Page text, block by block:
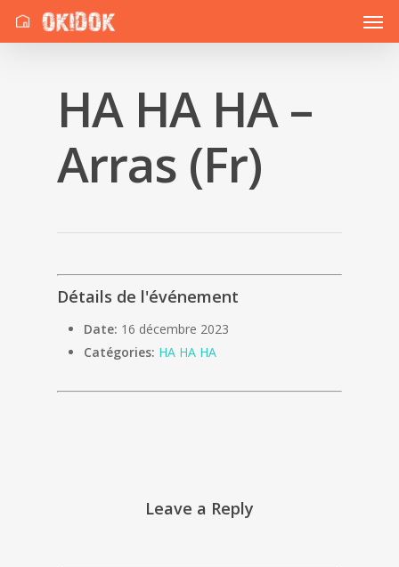
HA HA HA –
Arras (Fr)
Détails de l'événement
Date: 16 décembre 2023
Catégories: HA HA HA
Leave a Reply